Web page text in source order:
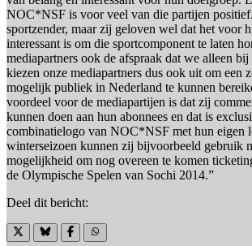
NOC*NSF is voor veel van die partijen
sportzender, maar zij geloven wel dat het voor
interessant is om die sportcomponent te laten
mediapartners ook de afspraak dat we alleen
kiezen onze mediapartners dus ook uit om een
mogelijk publiek in Nederland te kunnen
voordeel voor de mediapartijen is dat zij
kunnen doen aan hun abonnees en dat is
combinatielogo van NOC*NSF met hun eigen
winterseizoen kunnen zij bijvoorbeeld gebruik
mogelijkheid om nog overeen te komen
de Olympische Spelen van Sochi 2014.”
Deel dit bericht: